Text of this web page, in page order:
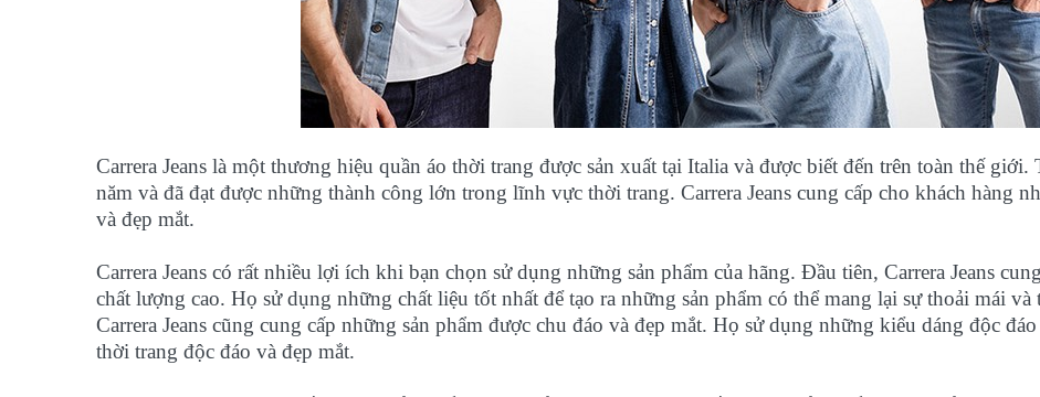
Carrera Jeans là một thương hiệu quần áo thời trang được sản xuất tại Italia và được biết đến trên toàn thế
năm và đã đạt được những thành công lớn trong lĩnh vực thời trang. Carrera Jeans cung cấp cho khách hàng
và đẹp mắt.
Carrera Jeans có rất nhiều lợi ích khi bạn chọn sử dụng những sản phẩm của hãng. Đầu tiên, Carrera Jeans
chất lượng cao. Họ sử dụng những chất liệu tốt nhất để tạo ra những sản phẩm có thể mang lại sự thoải mái
Carrera Jeans cũng cung cấp những sản phẩm được chu đáo và đẹp mắt. Họ sử dụng những kiểu dáng độc
thời trang độc đáo và đẹp mắt.